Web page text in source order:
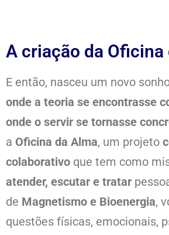
A criação da Oficina
E então, nasceu um novo
onde a teoria se encontrasse
onde o servir se tornasse
a Oficina da Alma, um projeto
colaborativo que tem como
atender, escutar e tratar
de Magnetismo e Bioenergia,
questões físicas, emocionais,